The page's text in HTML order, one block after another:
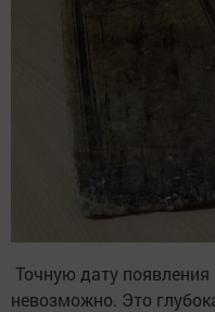
Точную дату
невозможно. Это